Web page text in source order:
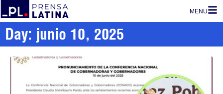
MENU
Day: junio 10, 2025